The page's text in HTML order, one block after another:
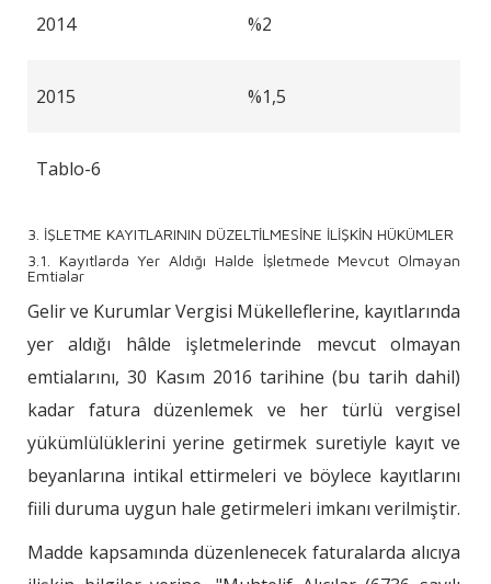
2014 %2
2015 %1,5
Tablo-6
3. İŞLETME KAYITLARININ DÜZELTİLMESİNE İLİŞKİN HÜKÜMLER
3.1. Kayıtlarda Yer Aldığı Halde İşletmede Mevcut Olmayan
Emtialar
Gelir ve Kurumlar Vergisi Mükelleflerine, kayıtlarında
yer aldığı hâlde işletmelerinde mevcut olmayan
emtialarını, 30 Kasım 2016 tarihine (bu tarih dahil)
kadar fatura düzenlemek ve her türlü vergisel
yükümlülüklerini yerine getirmek suretiyle kayıt ve
beyanlarına intikal ettirmeleri ve böylece kayıtlarını
fiili duruma uygun hale getirmeleri imkanı verilmiştir.
Madde kapsamında düzenlenecek faturalarda alıcıya